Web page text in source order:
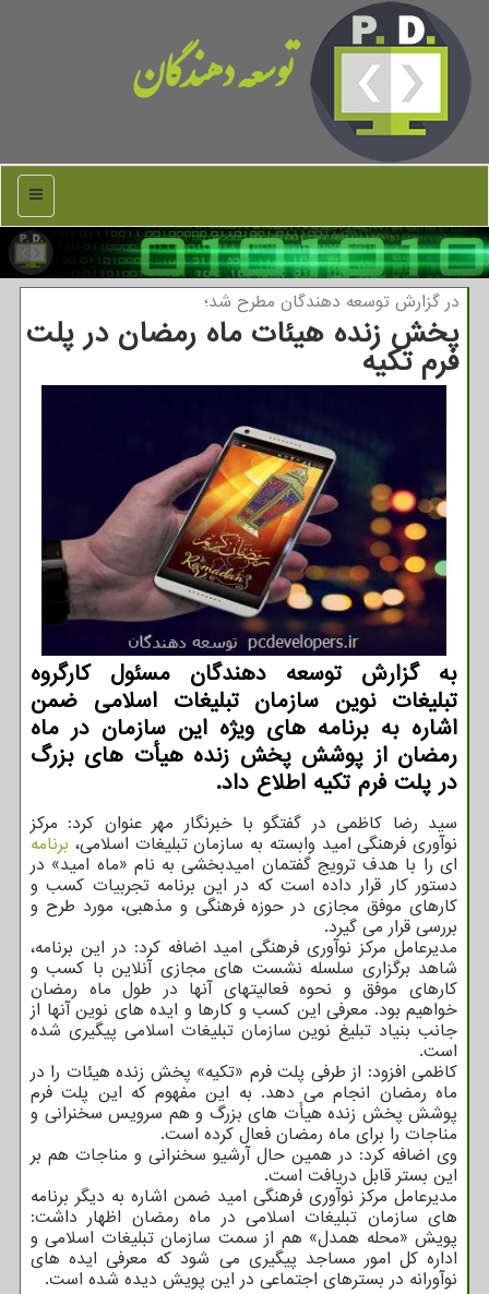
توسعه دهندگان
منو
در گزارش توسعه دهندگان مطرح شد؛
پخش زنده هیئات ماه رمضان در پلت
فرم تكیه
به گزارش توسعه دهندگان مسئول کارگروه
تبلیغات نوین سازمان تبلیغات اسلامی ضمن
اشاره به برنامه های ویژه این سازمان در ماه
رمضان از پوشش پخش زنده هیأت های بزرگ
در پلت فرم تکیه اطلاع داد.
سید رضا کاظمی در گفتگو با خبرنگار مهر عنوان کرد: مرکز
نوآوری فرهنگی امید وابسته به سازمان تبلیغات اسلامی، برنامه
ای را با هدف ترویج گفتمان امیدبخشی به نام «ماه امید» در
دستور کار قرار داده است که در این برنامه تجربیات کسب و
کارهای موفق مجازی در حوزه فرهنگی و مذهبی، مورد طرح و
بررسی قرار می گیرد.
مدیرعامل مرکز نوآوری فرهنگی امید اضافه کرد: در این برنامه،
شاهد برگزاری سلسله نشست های مجازی آنلاین با کسب و
کارهای موفق و نحوه فعالیتهای آنها در طول ماه رمضان
خواهیم بود. معرفی این کسب و کارها و ایده های نوین آنها از
جانب بنیاد تبلیغ نوین سازمان تبلیغات اسلامی پیگیری شده
است.
کاظمی افزود: از طرفی پلت فرم «تکیه» پخش زنده هیئات را در
ماه رمضان انجام می دهد. به این مفهوم که این پلت فرم
پوشش پخش زنده هیأت های بزرگ و هم سرویس سخنرانی و
مناجات را برای ماه رمضان فعال کرده است.
وی اضافه کرد: در همین حال آرشیو سخنرانی و مناجات هم بر
این بستر قابل دریافت است.
مدیرعامل مرکز نوآوری فرهنگی امید ضمن اشاره به دیگر برنامه
های سازمان تبلیغات اسلامی در ماه رمضان اظهار داشت:
پویش «محله همدل» هم از سمت سازمان تبلیغات اسلامی و
اداره کل امور مساجد پیگیری می شود که معرفی ایده های
نوآورانه در بسترهای اجتماعی در این پویش دیده شده است.